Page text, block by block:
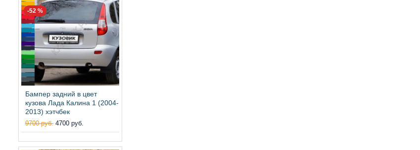
-52 %
Бампер задний в цвет
кузова Лада Калина 1 (2004-
2013) хэтчбек
9700 руб. 4700 руб.